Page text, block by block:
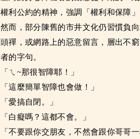
權利公約的精神，強調「權利和保障
然而，部分陳舊的市井文化仍習慣負
頭禪，或網路上的惡意留言，層出不
者的字句。
「ㄟ~那很智障耶！」
「這麼簡單智障也會做！」
「愛搞自閉。」
「白癡嗎？這都不會。」
「不要跟你交朋友，不然會跟你哥哥一